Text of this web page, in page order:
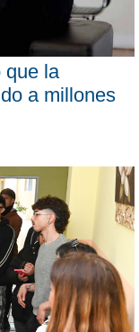
que la
a millones